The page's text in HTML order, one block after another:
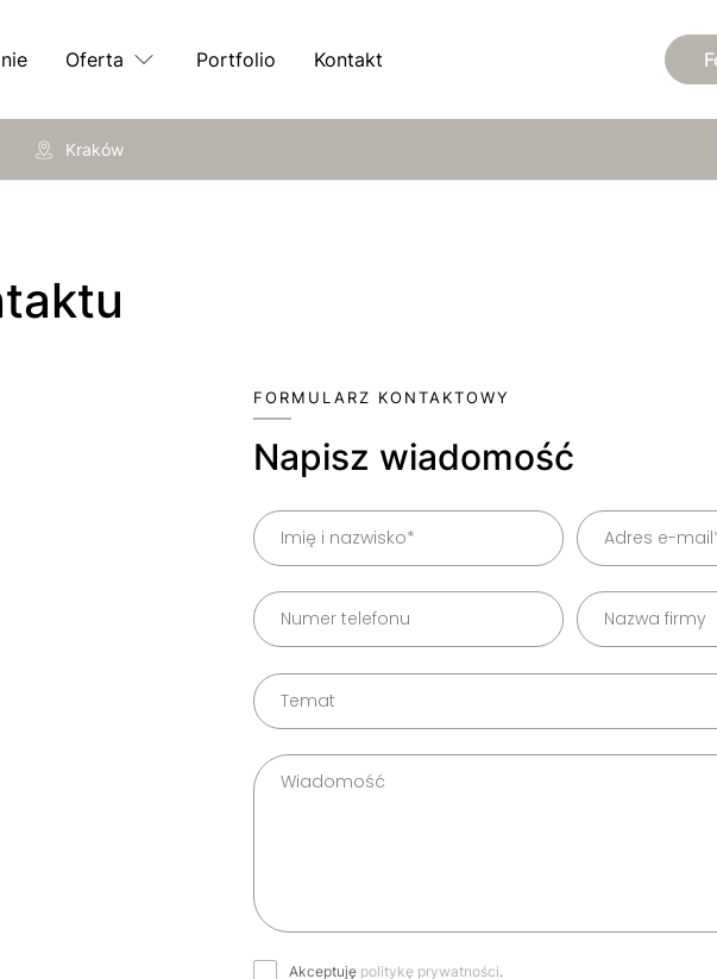
Kraków
Oferta Portfolio Kontakt
FORMULARZ KONTAKTOWY
Napisz wiadomość
Akceptuję politykę prywatności.